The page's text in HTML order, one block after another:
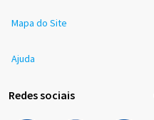
Mapa do Site
Ajuda
Redes sociais